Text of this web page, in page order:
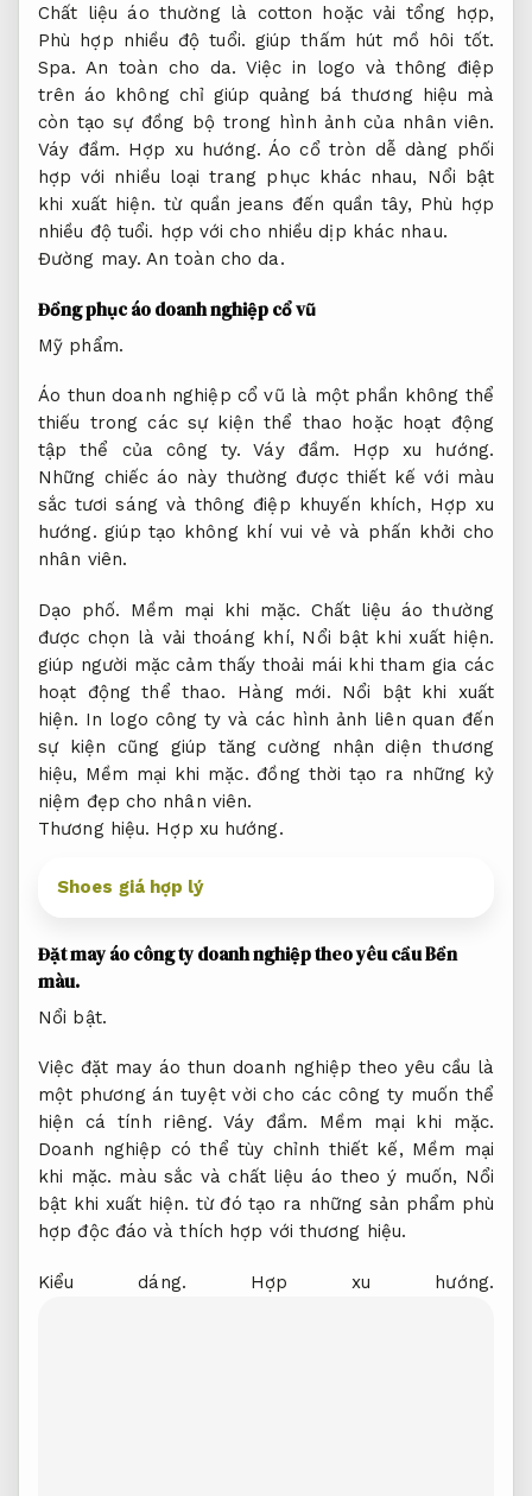
Chất liệu áo thường là cotton hoặc vải tổng hợp,
Phù hợp nhiều độ tuổi. giúp thấm hút mồ hôi tốt.
Spa. An toàn cho da. Việc in logo và thông điệp
trên áo không chỉ giúp quảng bá thương hiệu mà
còn tạo sự đồng bộ trong hình ảnh của nhân viên.
Váy đầm. Hợp xu hướng. Áo cổ tròn dễ dàng phối
hợp với nhiều loại trang phục khác nhau, Nổi bật
khi xuất hiện. từ quần jeans đến quần tây, Phù hợp
nhiều độ tuổi. hợp với cho nhiều dịp khác nhau.
Đường may. An toàn cho da.
Đồng phục áo doanh nghiệp cổ vũ
Mỹ phẩm.
Áo thun doanh nghiệp cổ vũ là một phần không thể
thiếu trong các sự kiện thể thao hoặc hoạt động
tập thể của công ty.Váy đầm.
Hợp xu hướng.
Những chiếc áo này thường được thiết kế với màu
sắc tươi sáng và thông điệp khuyến khích, Hợp xu
hướng. giúp tạo không khí vui vẻ và phấn khởi cho
nhân viên.
Dạo phố. Mềm mại khi mặc. Chất liệu áo thường
được chọn là vải thoáng khí, Nổi bật khi xuất hiện.
giúp người mặc cảm thấy thoải mái khi tham gia các
hoạt động thể thao. Hàng mới.
Nổi bật khi xuất
hiện. In logo công ty và các hình ảnh liên quan đến
sự kiện cũng giúp tăng cường nhận diện thương
hiệu, Mềm mại khi mặc. đồng thời tạo ra những kỷ
niệm đẹp cho nhân viên.
Thương hiệu. Hợp xu hướng.
Shoes giá hợp lý
Đặt may áo công ty doanh nghiệp theo yêu cầuBền
màu.
Nổi bật.
Việc đặt may áo thun doanh nghiệp theo yêu cầu là
một phương án tuyệt vời cho các công ty muốn thể
hiện cá tính riêng. Váy đầm.
Mềm mại khi mặc.
Doanh nghiệp có thể tùy chỉnh thiết kế, Mềm mại
khi mặc. màu sắc và chất liệu áo theo ý muốn, Nổi
bật khi xuất hiện. từ đó tạo ra những sản phẩm phù
hợp độc đáo và thích hợp với thương hiệu.
Kiểu dáng. Hợp xu hướng.